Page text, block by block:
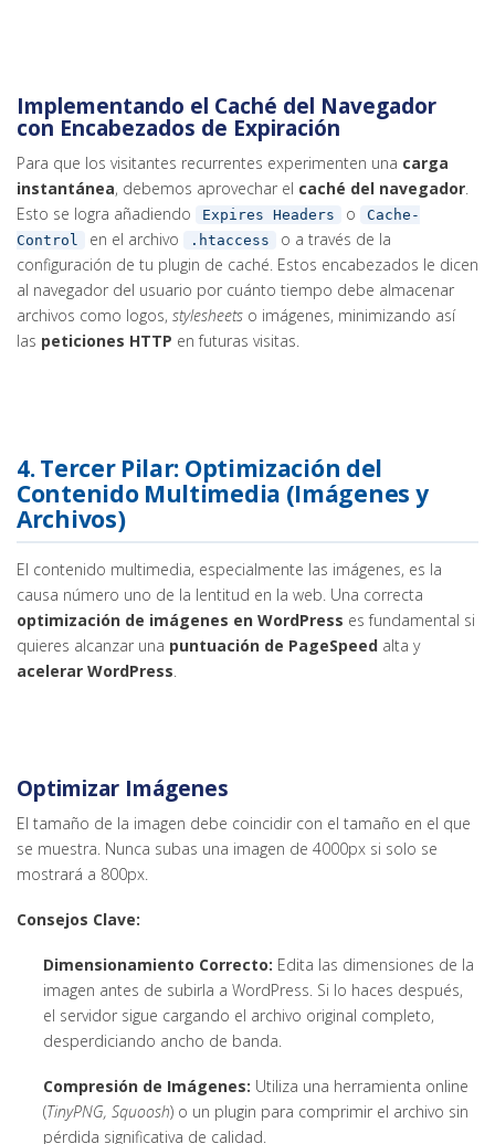
Implementando el Caché del Navegador
con Encabezados de Expiración
Para que los visitantes recurrentes experimenten una carga
instantánea, debemos aprovechar el caché del navegador.
Esto se logra añadiendo
Expires Headers o
Cache-
Control
en el archivo .htaccess
o a través de la
configuración de tu plugin de caché. Estos encabezados le dicen
al navegador del usuario por cuánto tiempo debe almacenar
archivos como logos, stylesheets o imágenes, minimizando así
las peticiones HTTP en futuras visitas.
4. Tercer Pilar: Optimización del
Contenido Multimedia (Imágenes y
Archivos)
El contenido multimedia, especialmente las imágenes, es la
causa número uno de la lentitud en la web. Una correcta
optimización de imágenes en WordPress es fundamental si
quieres alcanzar una puntuación de PageSpeed alta y
acelerar WordPress.
Optimizar Imágenes
El tamaño de la imagen debe coincidir con el tamaño en el que
se muestra. Nunca subas una imagen de 4000px si solo se
mostrará a 800px.
Consejos Clave:
Dimensionamiento Correcto: Edita las dimensiones de la
imagen antes de subirla a WordPress. Si lo haces después,
el servidor sigue cargando el archivo original completo,
desperdiciando ancho de banda.
Compresión de Imágenes: Utiliza una herramienta online
(TinyPNG, Squoosh) o un plugin para comprimir el archivo sin
pérdida significativa de calidad.